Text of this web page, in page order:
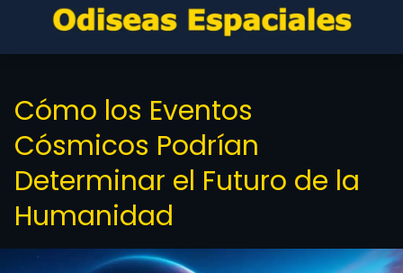
Cómo los Eventos
Cósmicos Podrían
Determinar el Futuro de la
Humanidad